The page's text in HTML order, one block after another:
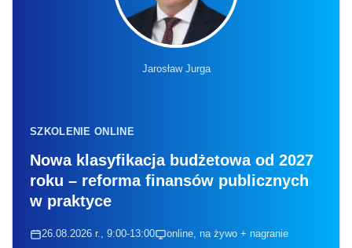
Jarosław Jurga
SZKOLENIE ONLINE
Nowa klasyfikacja budżetowa od 2027
roku – reforma finansów publicznych
w praktyce
26.08.2026 r., 9:00-13:00 online, na żywo + nagranie